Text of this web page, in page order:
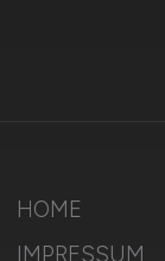
HOME
IMPRESSUM